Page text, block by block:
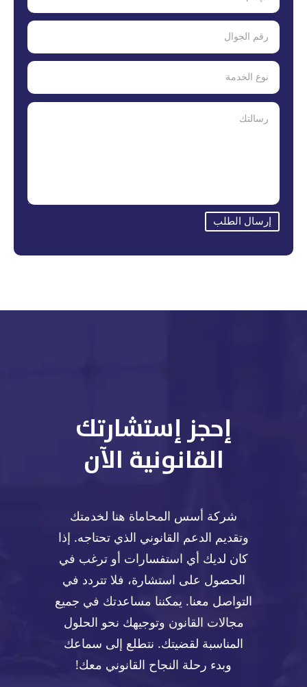
إرسال الطلب
إحجز إستشارتك
القانونية الآن
شركة أسس المحاماة هنا لخدمتك
وتقديم الدعم القانوني الذي تحتاجه. إذا
كان لديك أي استفسارات أو ترغب في
الحصول على استشارة، فلا تتردد في
التواصل معنا. يمكننا مساعدتك في جميع
مجالات القانون وتوجيهك نحو الحلول
المناسبة لقضيتك. نتطلع إلى سماعك
وبدء رحلة النجاح القانوني معك!